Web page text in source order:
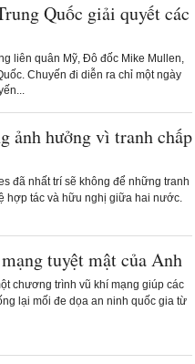
Quốc giải quyết các
liên quân Mỹ, Đô đốc Mike Mullen,
Chuyến đi diễn ra chỉ một ngày
ảnh hưởng vì tranh chấp
đã nhất trí sẽ không để những tranh
hợp tác và hữu nghị giữa hai nước.
tuyệt mật của Anh
chương trình vũ khí mạng giúp các
lại mối đe dọa an ninh quốc gia từ